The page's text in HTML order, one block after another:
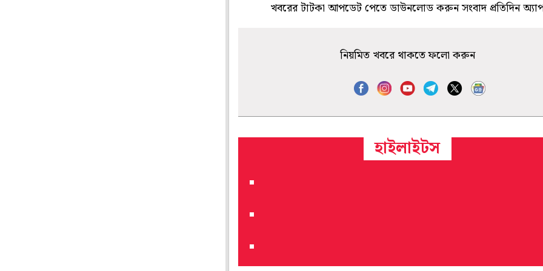
খবরের টাটকা আপডেট পেতে ডাউনলোড করুন সংবাদ প্রতিদিন
নিয়মিত খবরে থাকতে ফলো করুন
হাইলাইটস